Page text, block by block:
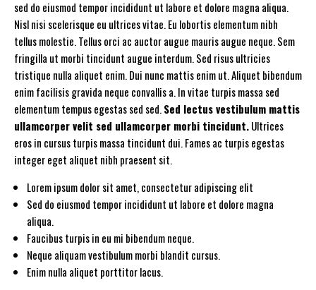
sed do eiusmod tempor incididunt ut labore et dolore magna aliqua.
Nisl nisi scelerisque eu ultrices vitae. Eu lobortis elementum nibh
tellus molestie. Tellus orci ac auctor augue mauris augue neque. Sem
fringilla ut morbi tincidunt augue interdum.Sed risus ultricies
tristique nulla aliquet enim. Dui nunc mattis enim ut.Aliquet bibendum
enim facilisis gravida neque convallis a. In vitae turpis massa sed
elementum tempus egestas sed sed.Sed lectus vestibulum mattis
ullamcorper velit sed ullamcorper morbi tincidunt.Ultrices
eros in cursus turpis massa tincidunt dui. Fames ac turpis egestas
integer eget aliquet nibh praesent sit.
Lorem ipsum dolor sit amet, consectetur adipiscing elit
Sed do eiusmod tempor incididunt ut labore et dolore magna
aliqua.
Faucibus turpis in eu mi bibendum neque.
Neque aliquam vestibulum morbi blandit cursus.
Enim nulla aliquet porttitor lacus.